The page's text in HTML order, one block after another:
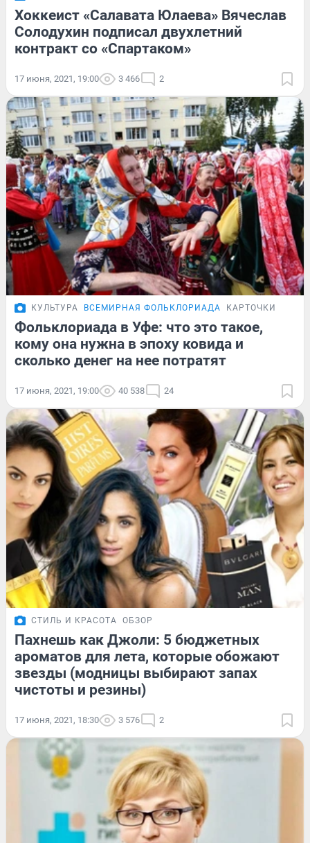
Хоккеист «Салавата Юлаева» Вячеслав
Солодухин подписал двухлетний
контракт со «Спартаком»
17 июня, 2021, 19:00 3 466 2
КУЛЬТУРА ВСЕМИРНАЯ ФОЛЬКЛОРИАДА КАРТОЧКИ
Фольклориада в Уфе: что это такое,
кому она нужна в эпоху ковида и
сколько денег на нее потратят
17 июня, 2021, 19:00 40 538 24
СТИЛЬ И КРАСОТА ОБЗОР
Пахнешь как Джоли: 5 бюджетных
ароматов для лета, которые обожают
звезды (модницы выбирают запах
чистоты и резины)
17 июня, 2021, 18:30 3 576 2